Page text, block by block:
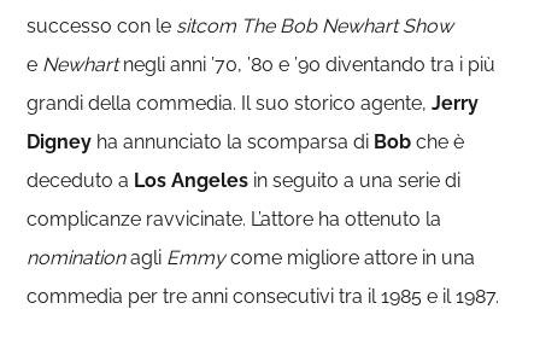
successo con le sitcom The Bob Newhart Show
e Newhartnegli anni ’70, ’80 e ’90 diventando tra i più
grandi della commedia. Il suo storico agente,Jerry
Digney ha annunciato la scomparsa di Bobche è
deceduto a Los Angeles in seguito a una serie di
complicanze ravvicinate. L’attore ha ottenuto la
nominationagli Emmycome migliore attore in una
commedia per tre anni consecutivi tra il 1985 e il 1987.